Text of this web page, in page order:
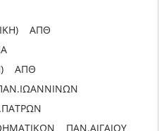
ΑΠΘ
ΑΠΘ
ΠΑΝ.ΑΙΓΑΙΟΥ